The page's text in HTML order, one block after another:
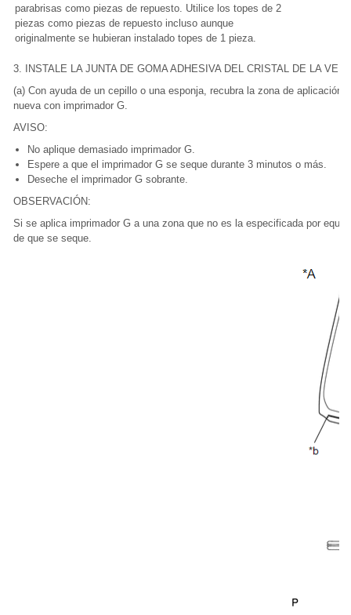
parabrisas como piezas de repuesto. Utilice los topes de 2
piezas como piezas de repuesto incluso aunque
originalmente se hubieran instalado topes de 1 pieza.
3. INSTALE LA JUNTA DE GOMA ADHESIVA DEL CRISTAL DE LA
(a) Con ayuda de un cepillo o una esponja, recubra la zona de aplicación
nueva con imprimador G.
AVISO:
No aplique demasiado imprimador G.
Espere a que el imprimador G se seque durante 3 minutos o más.
Deseche el imprimador G sobrante.
OBSERVACIÓN:
Si se aplica imprimador G a una zona que no es la especificada por
de que se seque.